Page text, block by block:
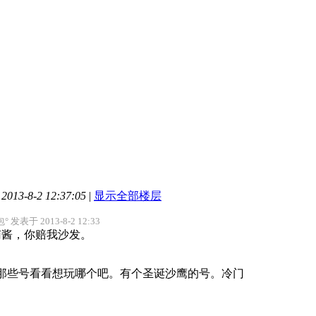
8-2 12:37:05 | 显示全部楼层
° 发表于 2013-8-2 12:33
，你赔我沙发。
些号看看想玩哪个吧。有个圣诞沙鹰的号。冷门